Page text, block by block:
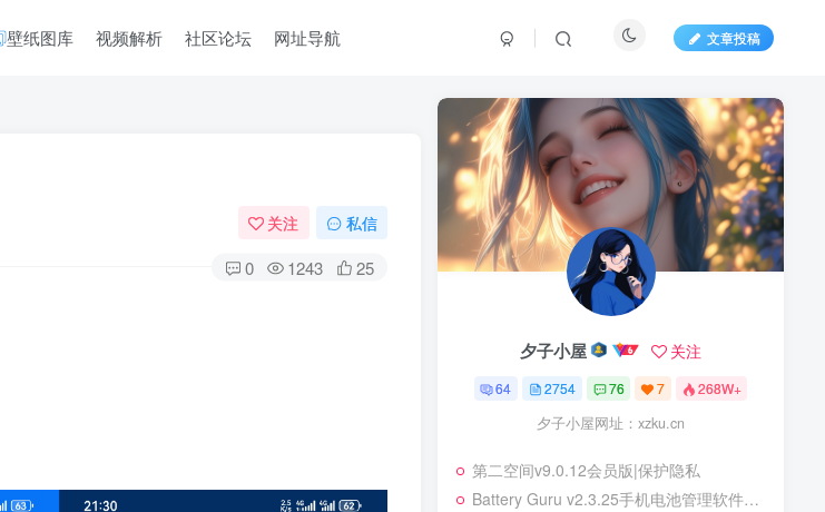
壁纸图库 视频解析 社区论坛 网址导航 文章投稿
关注 私信
0 1243 25
夕子小屋 关注
64 2754 76 7 268W+
夕子小屋网址：xzku.cn
第二空间v9.0.12会员版|保护隐私
Battery Guru v2.3.25手机电池管理软件修改版